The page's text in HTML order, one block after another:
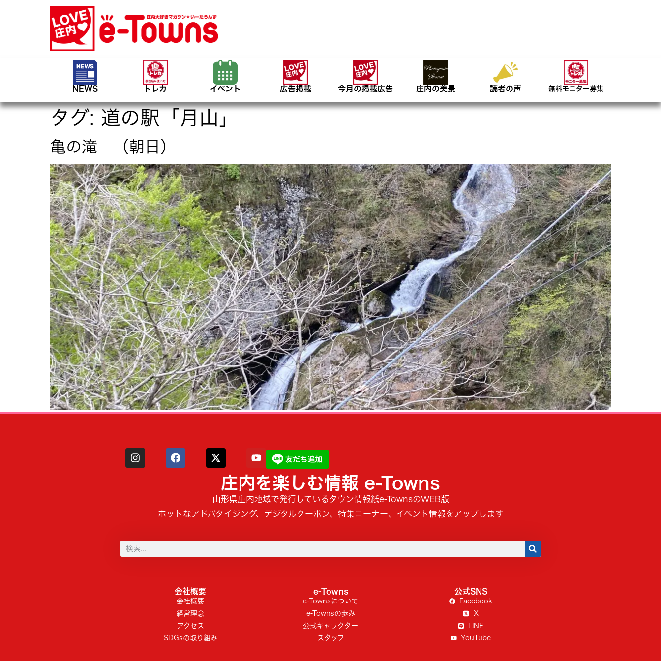
NEWS トレカ イベント 広告掲載 今月の掲載広告 庄内の美景 読者の声 無料モニター募集
タグ: 道の駅「月山」
亀の滝 （朝日）
庄内を楽しむ情報 e-Towns
山形県庄内地域で発行しているタウン情報紙e-TownsのWEB版
ホットなアドバタイジング、デジタルクーポン、特集コーナー、イベント情報をアップします
会社概要
会社概要
経営理念
アクセス
SDGsの取り組み
e-Towns
e-Townsについて
e-Townsの歩み
公式キャラクター
スタッフ
公式SNS
Facebook
X
LINE
YouTube